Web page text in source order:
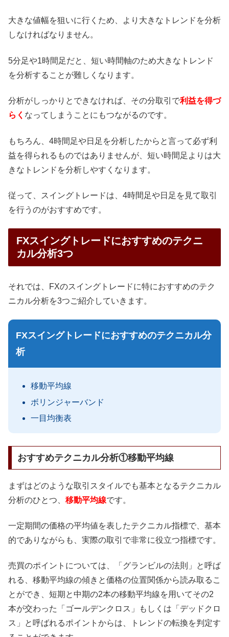
大きな値幅を狙いに行くため、より大きなトレンドを分析
しなければなりません。
5分足や1時間足だと、短い時間軸のため大きなトレンド
を分析することが難しくなります。
分析がしっかりとできなければ、その分取引で利益を得づ
らく なってしまうことにもつながるのです。
もちろん、4時間足や日足を分析したからと言って必ず利
益を得られるものではありませんが、短い時間足よりは大
きなトレンドを分析しやすくなります。
従って、スイングトレードは、4時間足や日足を見て取引
を行うのがおすすめです。
FXスイングトレードにおすすめのテクニ
カル分析3つ
それでは、FXのスイングトレードに特におすすめのテク
ニカル分析を3つご紹介していきます。
FXスイングトレードにおすすめのテクニカル分
析
移動平均線
ボリンジャーバンド
一目均衡表
おすすめテクニカル分析①移動平均線
まずはどのような取引スタイルでも基本となるテクニカル
分析のひとつ、 移動平均線です。
一定期間の価格の平均値を表したテクニカル指標で、基本
的でありながらも、実際の取引で非常に役立つ指標です。
売買のポイントについては、「グランビルの法則」と呼ば
れる、移動平均線の傾きと価格の位置関係から読み取るこ
とができ、短期と中期の2本の移動平均線を用いてその2
本が交わった「ゴールデンクロス」もしくは「デッドクロ
ス」と呼ばれるポイントからは、トレンドの転換を判定す